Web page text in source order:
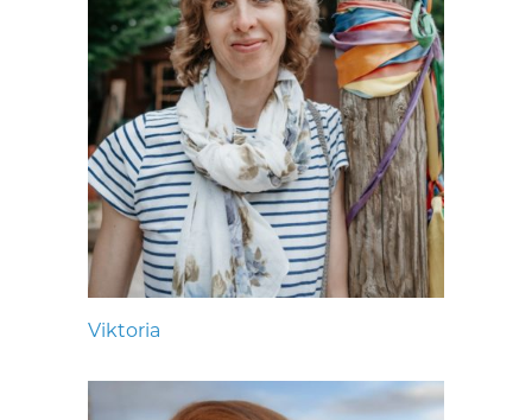
Viktoria